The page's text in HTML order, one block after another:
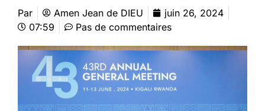
Par Amen Jean de DIEU
juin 26, 2024
07:59
Pas de commentaires